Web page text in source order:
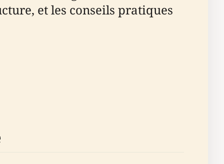
et les conseils pratiques